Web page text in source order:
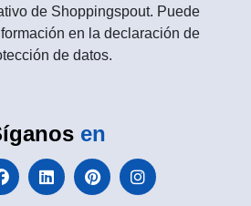
de Shoppingspout. Puede
en la declaración de
de datos.
en